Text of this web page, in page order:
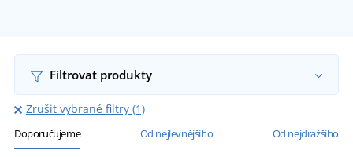
Filtrovat produkty
Zrušit vybrané filtry (1)
Doporučujeme Od nejlevnějšího Od nejdražšího